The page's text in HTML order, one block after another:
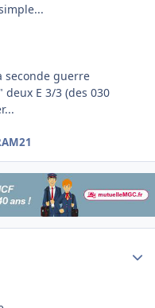
seconde guerre
deux E 3/3 (des 030